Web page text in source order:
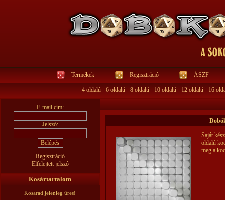
Termékek Regisztráció ÁSZF
4 oldalú 6 oldalú 8 oldalú 10 oldalú 12 oldalú 16
E-mail cím:
Jelszó:
Regisztráció
Elfelejtett jelszó
Kosártartalom
Kosarad jelenleg üres!
Saját
oldalú
meg a